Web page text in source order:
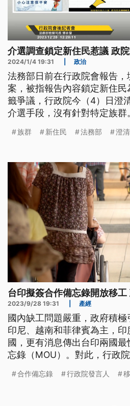
介選調查鎖定新住民惹議 政
2024/1/4 19:31 政治
法務部日前在行政院會報告
案，被指報告內容鎖定新住
籤爭議，行政院今（4）日澄
介選手段，沒有針對特定族群
首，不過民團表示，傷害已經
族群 新住民 法務部 澄清
台印擬簽合作備忘錄開放移
2023/9/28 19:31 產經
國內缺工問題嚴重，政府積
印尼、越南和菲律賓為主，
國，更有消息傳出台印兩國
忘錄（MOU）。對此，行政
告。
合作備忘錄 行政院發言人